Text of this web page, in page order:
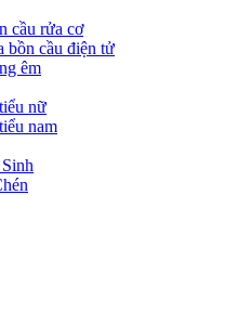
cầu rửa cơ
bồn cầu điện tử
êm
nữ
nam